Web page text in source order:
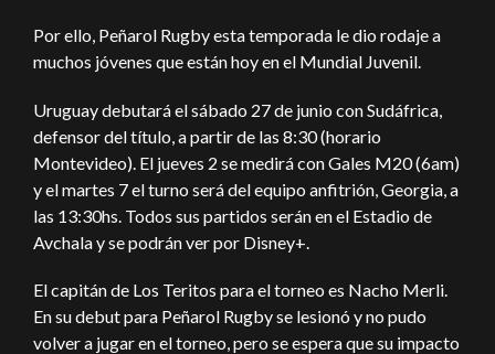
Por ello, Peñarol Rugby esta temporada le dio rodaje a
muchos jóvenes que están hoy en el Mundial Juvenil.
Uruguay debutará el sábado 27 de junio con Sudáfrica,
defensor del título, a partir de las 8:30 (horario
Montevideo). El jueves 2 se medirá con Gales M20 (6am)
y el martes 7 el turno será del equipo anfitrión, Georgia, a
las 13:30hs. Todos sus partidos serán en el Estadio de
Avchala y se podrán ver por Disney+.
El capitán de Los Teritos para el torneo es Nacho Merli.
En su debut para Peñarol Rugby se lesionó y no pudo
volver a jugar en el torneo, pero se espera que su impacto